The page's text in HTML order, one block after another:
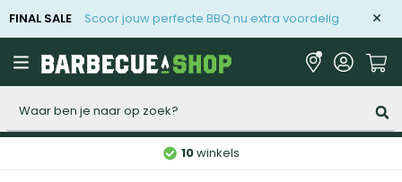
FINAL SALE Scoor jouw perfecte BBQ nu extra voordelig
10winkels